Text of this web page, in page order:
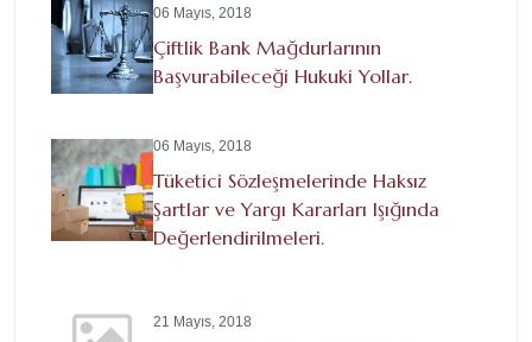
06 Mayıs, 2018
Çiftlik Bank Mağdurlarının
Başvurabileceği Hukuki Yollar.
06 Mayıs, 2018
Tüketici Sözleşmelerinde Haksız
Şartlar ve Yargı Kararları Işığında
Değerlendirilmeleri.
21 Mayıs, 2018